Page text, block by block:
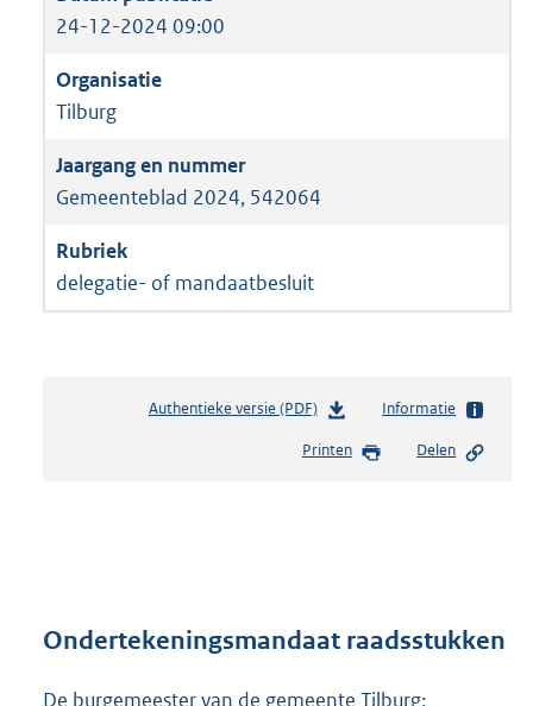
24-12-2024 09:00
Tilburg
Gemeenteblad 2024, 542064
delegatie- of mandaatbesluit
Authentieke versie (PDF)b
s
r
Informatie
Printen Delen
Ondertekeningsmandaat raadsstukken
De burgemeester van de gemeente Tilburg;